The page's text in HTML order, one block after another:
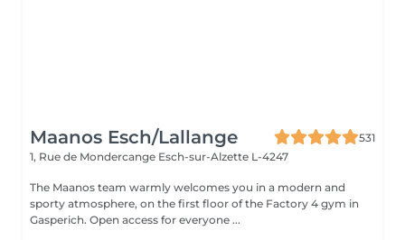
Maanos Esch/Lallange
531
1, Rue de Mondercange Esch-sur-Alzette L-4247
The Maanos team warmly welcomes you in a modern and
sporty atmosphere, on the first floor of the Factory 4 gym in
Gasperich. Open access for everyone ...